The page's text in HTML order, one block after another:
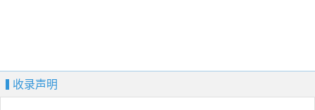
收录声明